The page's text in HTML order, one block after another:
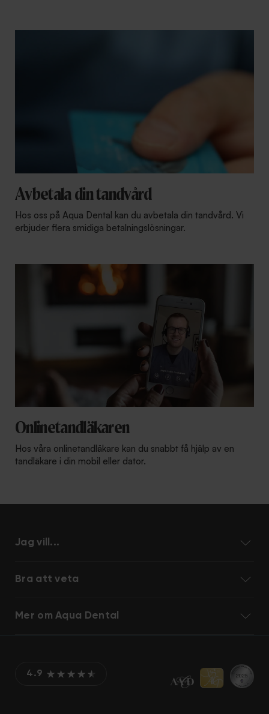
Avbetala din tandvård
Hos oss på Aqua Dental kan du avbetala din tandvård. Vi
erbjuder flera smidiga betalningslösningar.
Onlinetandläkaren
Hos våra onlinetandläkare kan du snabbt få hjälp av en
tandläkare i din mobil eller dator.
Jag vill...
Bra att veta
Mer om Aqua Dental
4.9